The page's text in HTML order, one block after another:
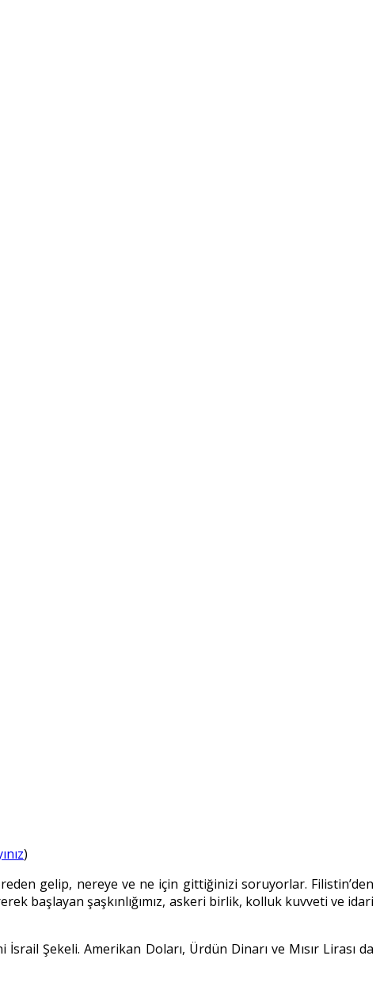
)
gelip, nereye ve ne için gittiğinizi soruyorlar. Filistin’den
başlayan şaşkınlığımız, askeri birlik, kolluk kuvveti ve idari
Şekeli. Amerikan Doları, Ürdün Dinarı ve Mısır Lirası da